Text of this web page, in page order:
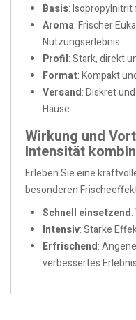
Basis:
Aroma: Frischer
Nutzungserlebnis.
Profil: Stark, direkt
Format: Kompakt
Versand: Diskret
Hause.
Wirkung und
Intensität
Erleben Sie eine
besonderen
Schnell einsetzend
Intensiv: Starke
Erfrischend:
verbessertes